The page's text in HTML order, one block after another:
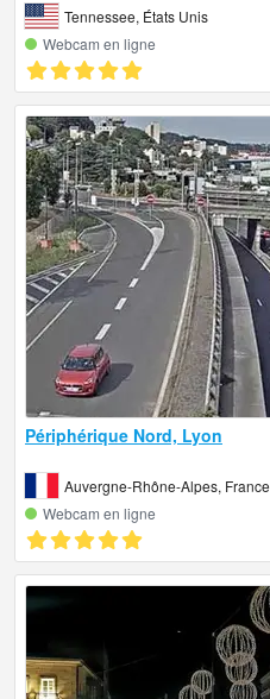
Tennessee, États Unis
Webcam en ligne
Périphérique Nord, Lyon
Auvergne-Rhône-Alpes, France
Webcam en ligne